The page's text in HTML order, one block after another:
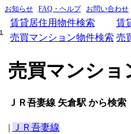
お知らせ FAQ・ヘルプ お問い合わせ
賃貸居住用物件検索 賃
売買マンション物件検索 売
売買マンショ
ＪＲ吾妻線 矢倉駅 から検索
|
ＪＲ吾妻線